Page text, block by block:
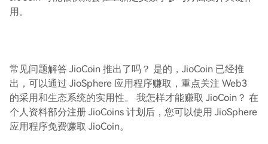
用。
常见问题解答 JioCoin 推出了吗？ 是的，JioCoin 已经推
出，可以通过 JioSphere 应用程序赚取，重点关注 Web3
的采用和生态系统的实用性。 我怎样才能赚取 JioCoin？ 在
个人资料部分注册 JioCoins 计划后，您可以使用 JioSphere
应用程序免费赚取 JioCoin。